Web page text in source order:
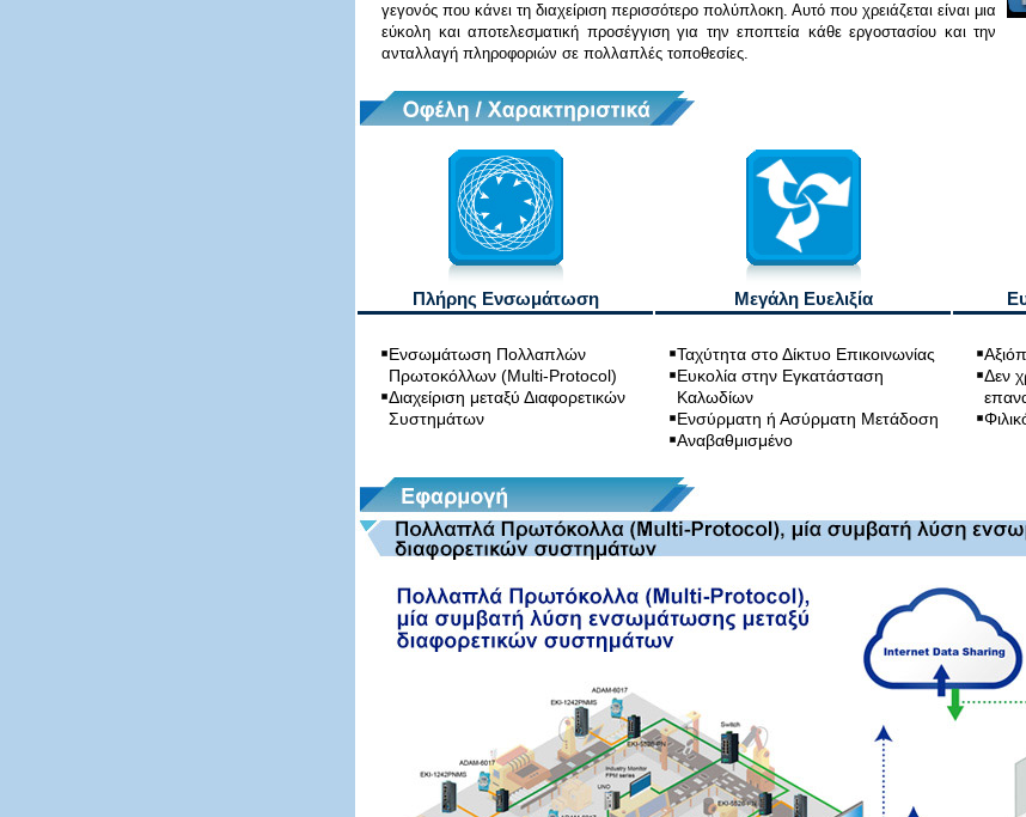
γεγονός που κάνει τη διαχείριση περισσότερο πολύπλοκη. Αυτό που χρειάζεται είναι μια
εύκολη και αποτελεσματική προσέγγιση για την εποπτεία κάθε εργοστασίου και την
ανταλλαγή πληροφοριών σε πολλαπλές τοποθεσίες.
Πλήρης Ενσωμάτωση Μεγάλη Ευελιξία
Ενσωμάτωση Πολλαπλών
Πρωτοκόλλων (Multi-Protocol)
Διαχείριση μεταξύ Διαφορετικών
Συστημάτων
Ταχύτητα στο Δίκτυο Επικοινωνίας
Ευκολία στην Εγκατάσταση
Καλωδίων
Ενσύρματη ή Ασύρματη Μετάδοση
Αναβαθμισμένο
Δεν